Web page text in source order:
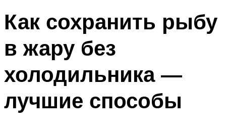
Как сохранить рыбу
в жару без
холодильника —
лучшие способы